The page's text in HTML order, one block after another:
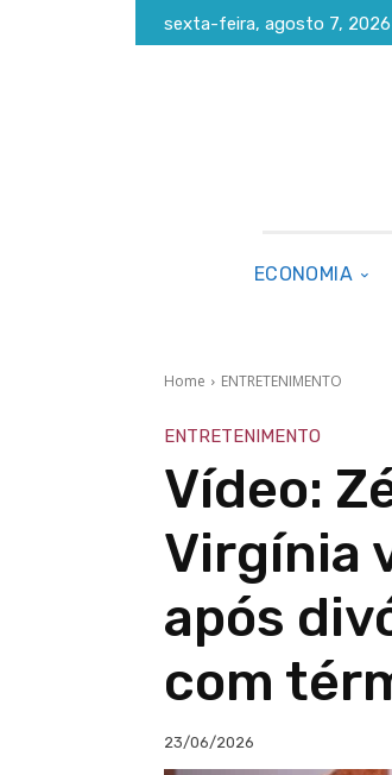
sexta-feira, agosto 7, 2026
ECONOMIA
Home ENTRETENIMENTO
ENTRETENIMENTO
Vídeo:
Virgínia
após
com
23/06/2026